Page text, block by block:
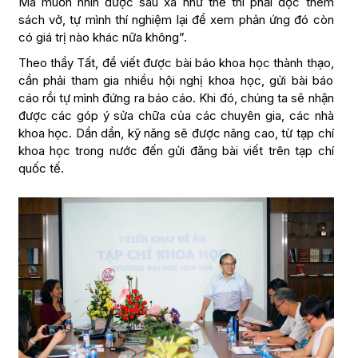
sách vở, tự mình thí nghiệm lại để xem phản ứng đó còn
có giá trị nào khác nữa không”.
Theo thầy Tất, để viết được bài báo khoa học thành thạo,
cần phải tham gia nhiều hội nghị khoa học, gửi bài báo
cáo rồi tự mình đứng ra báo cáo. Khi đó, chúng ta sẽ nhận
được các góp ý sửa chữa của các chuyên gia, các nhà
khoa học. Dần dần, kỹ năng sẽ được nâng cao, từ tạp chí
khoa học trong nước đến gửi đăng bài viết trên tạp chí
quốc tế.